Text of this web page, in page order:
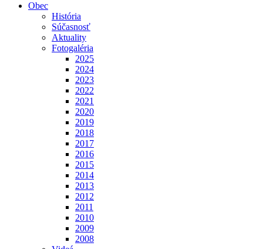
Obec
História
Súčasnosť
Aktuality
Fotogaléria
2025
2024
2023
2022
2021
2020
2019
2018
2017
2016
2015
2014
2013
2012
2011
2010
2009
2008